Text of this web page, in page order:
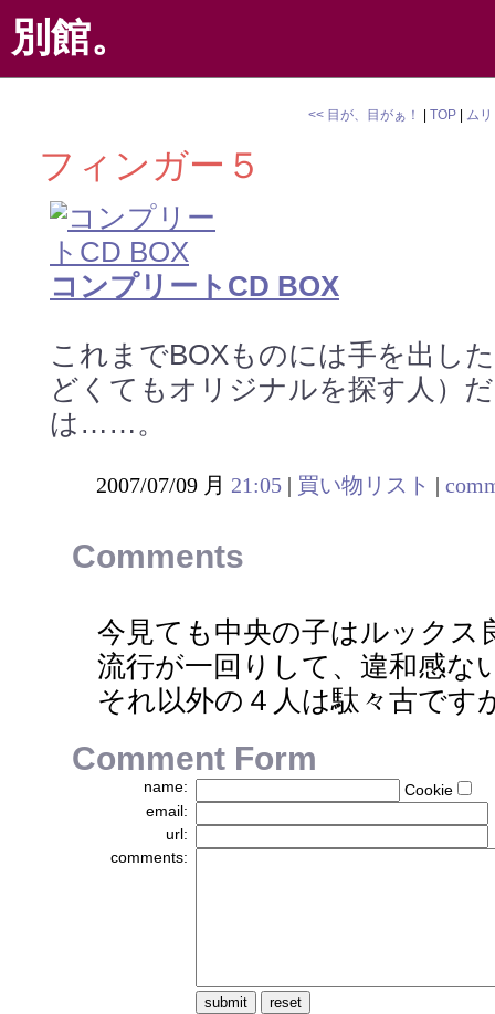
別館。
<< 目が、目がぁ！ TOP| ム
フィンガー５
コンプリートCD BOX
これまでBOXものには手を出し
どくてもオリジナルを探す人）
は……。
2007/07/09 月 21:05 買い物リスト
Comments
今見ても中央の子はルックス
流行が一回りして、違和感な
それ以外の４人は駄々古です
Comment Form
name:
Cookie
email:
url:
comments: